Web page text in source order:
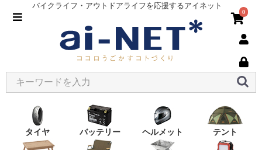
バイクライフ・アウトドアライフを応援するアイネット
0
タイヤ バッテリー ヘルメット テント